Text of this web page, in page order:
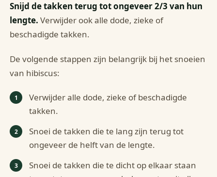
Snijd de takken terug tot ongeveer 2/3 van hun
lengte. Verwijder ook alle dode, zieke of
beschadigde takken.
De volgende stappen zijn belangrijk bij het snoeien
van hibiscus:
Verwijder alle dode, zieke of beschadigde
takken.
Snoei de takken die te lang zijn terug tot
ongeveer de helft van de lengte.
Snoei de takken die te dicht op elkaar staan